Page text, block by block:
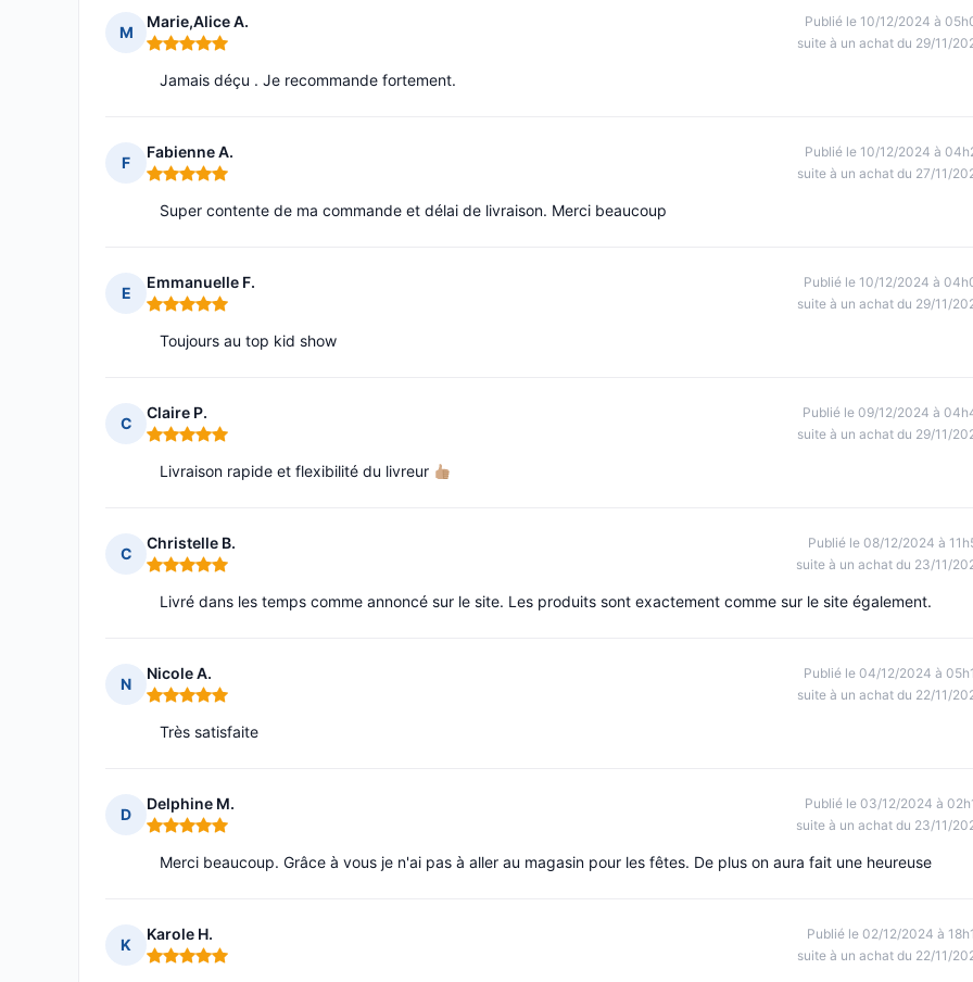
M
Marie,Alice A.
Note : 5 sur 5
Publié le 10/12/2024 à
suite à un achat du 29/11/
Jamais déçu . Je recommande fortement.
F
Fabienne A.
Note : 5 sur 5
Publié le 10/12/2024 à
suite à un achat du 27/11/
Super contente de ma commande et délai de livraison. Merci beaucoup
E
Emmanuelle F.
Note : 5 sur 5
Publié le 10/12/2024 à
suite à un achat du 29/11/
Toujours au top kid show
C
Claire P.
Note : 5 sur 5
Publié le 09/12/2024 à
suite à un achat du 29/11/
Livraison rapide et flexibilité du livreur
C
Christelle B.
Note : 5 sur 5
Publié le 08/12/2024 à
suite à un achat du 23/11/
Livré dans les temps comme annoncé sur le site. Les produits sont exactement comme sur le site également.
N
Nicole A.
Note : 5 sur 5
Publié le 04/12/2024 à
suite à un achat du 22/11/
Très satisfaite
D
Delphine M.
Note : 5 sur 5
Publié le 03/12/2024 à
suite à un achat du 23/11/
Merci beaucoup. Grâce à vous je n'ai pas à aller au magasin pour les fêtes. De plus on aura fait une heureuse
K
Karole H.
Note : 5 sur 5
Publié le 02/12/2024 à
suite à un achat du 22/11/